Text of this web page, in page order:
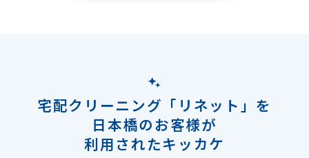
宅配クリーニング「リネット」を
日本橋のお客様が
利用されたキッカケ